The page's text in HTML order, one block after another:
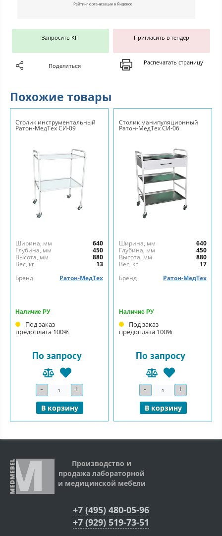
Запросить КП Пригласить в тендер
Поделиться Распечатать страницу
Похожие товары
Столик инструментальный
Ратон-МедТех СИ-09
Ширина, мм
640
Глубина, мм
450
Высота, мм
880
Вес, кг
13
Бренд
Ратон-МедТех
Наличие РУ
Под заказ
предоплата 100%
По запросу
- Количество+
В корзину
Столик манипуляционный
Ратон-МедТех СИ-06
Ширина, мм
640
Глубина, мм
450
Высота, мм
880
Вес, кг
17
Бренд
Ратон-МедТех
Наличие РУ
Под заказ
предоплата 100%
По запросу
- Количество+
В корзину
Производство и
продажа лабораторной
и медицинской мебели
+7 (495) 480-05-96
+7 (929) 519-73-51